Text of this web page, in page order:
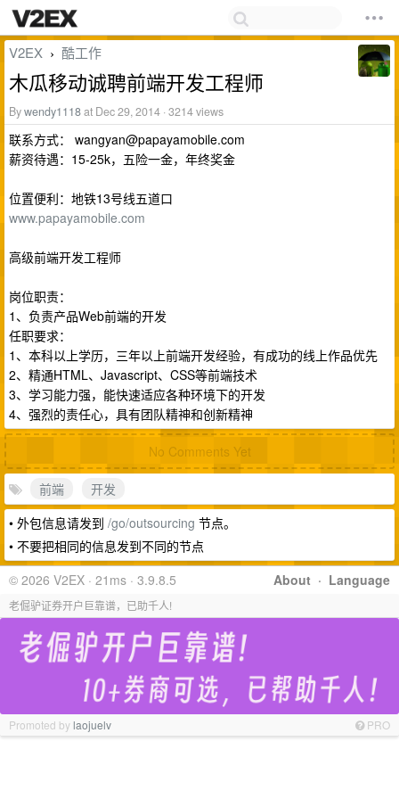
V2EX › 酷工作
木瓜移动诚聘前端开发工程师
Bywendy1118at Dec 29, 2014 · 3214 views
联系方式： wangyan@papayamobile.com
薪资待遇：15-25k，五险一金，年终奖金
位置便利：地铁13号线五道口
www.papayamobile.com
高级前端开发工程师
岗位职责：
1、负责产品Web前端的开发
任职要求：
1、本科以上学历，三年以上前端开发经验，有成功的线上作品优先
2、精通HTML、Javascript、CSS等前端技术
3、学习能力强，能快速适应各种环境下的开发
4、强烈的责任心，具有团队精神和创新精神
No Comments Yet
前端
开发
• 外包信息请发到 /go/outsourcing 节点。
• 不要把相同的信息发到不同的节点
About · Language
© 2026 V2EX · 21ms · 3.9.8.5
老倔驴证券开户巨靠谱，已助千人!
Promoted bylaojuelv PRO